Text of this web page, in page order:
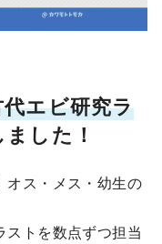
エビ研究ラ
した！
オス・メス・幼生の
トを数点ずつ担当